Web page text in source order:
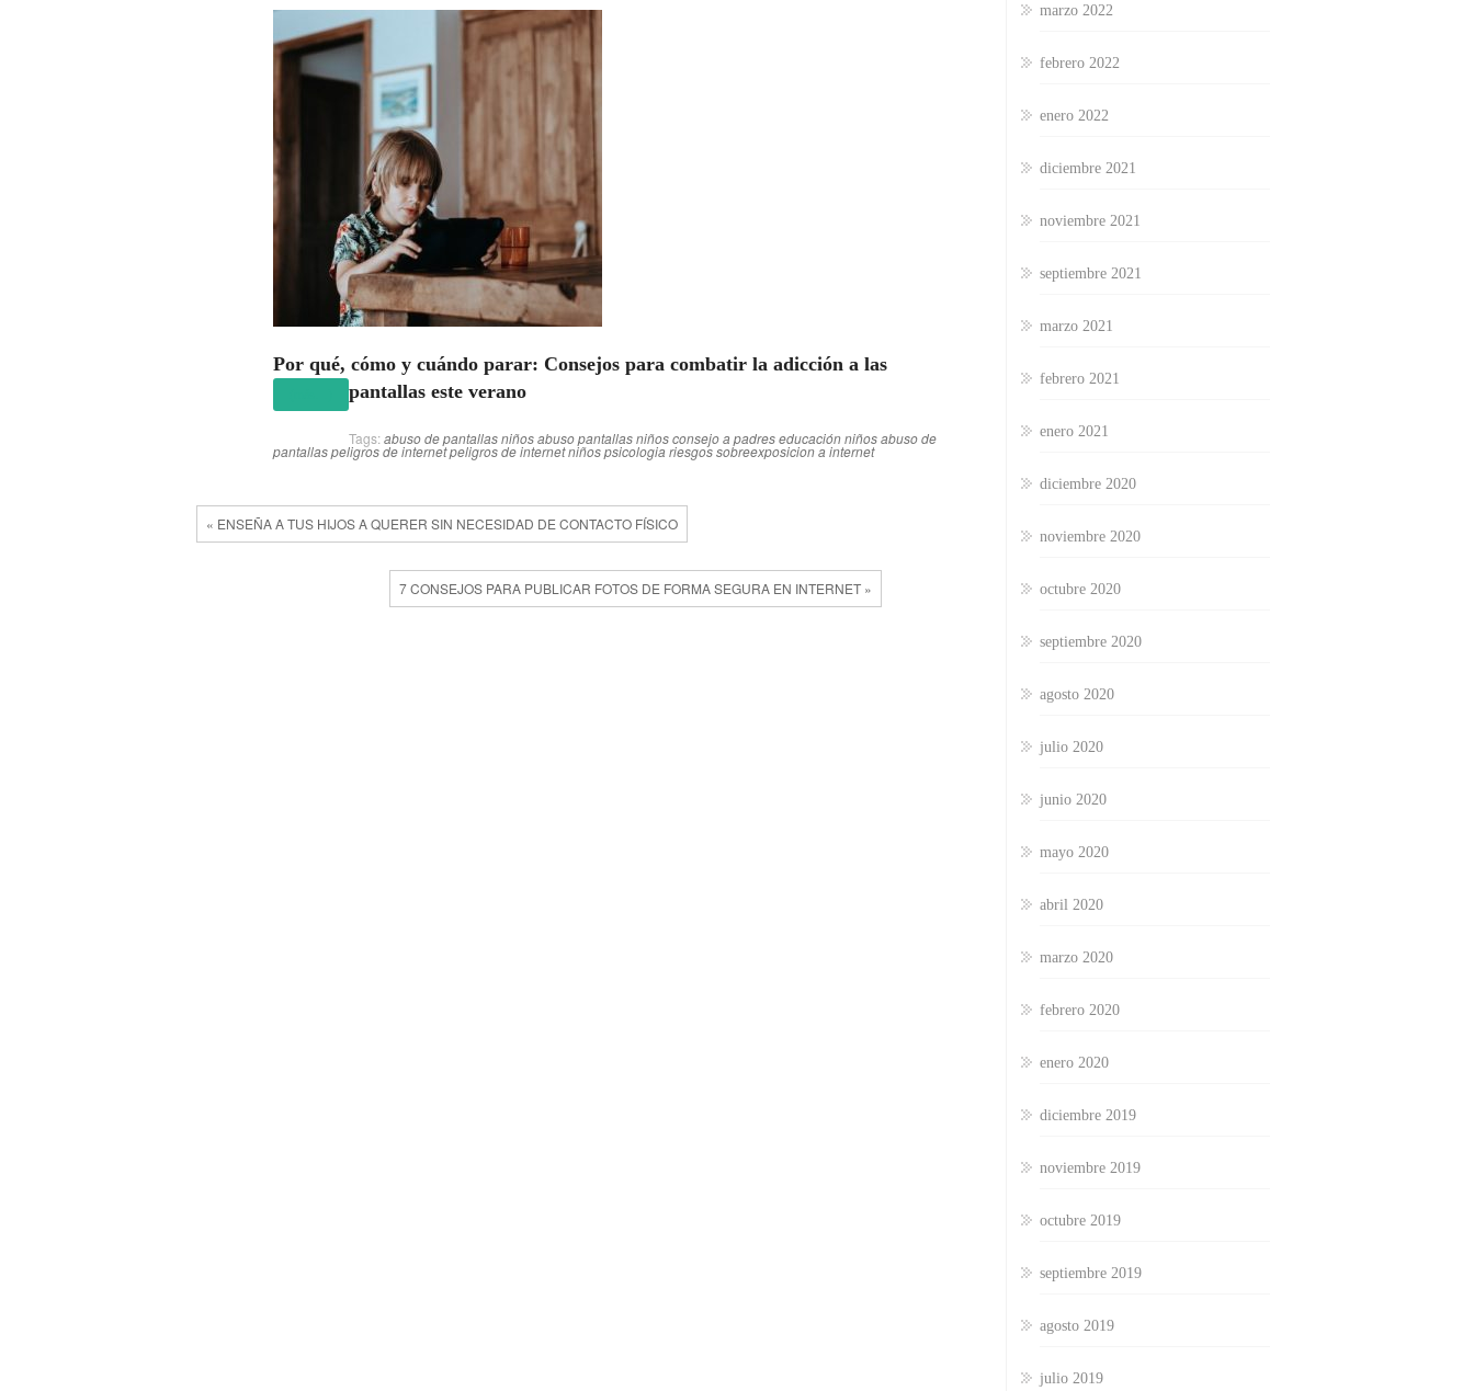
Por qué, cómo y cuándo parar: Consejos para combatir la adicción a las
pantallas este verano
Tags: abuso de pantallas niñosabuso pantallas niñosconsejo a padreseducaciónniños abuso de
pantallaspeligros de internetpeligros de internet niñospsicologia riesgos sobreexposicion a internet
« ENSEÑA A TUS HIJOS A QUERER SIN NECESIDAD DE CONTACTO FÍSICO
7 CONSEJOS PARA PUBLICAR FOTOS DE FORMA SEGURA EN INTERNET »
marzo 2022
febrero 2022
enero 2022
diciembre 2021
noviembre 2021
septiembre 2021
marzo 2021
febrero 2021
enero 2021
diciembre 2020
noviembre 2020
octubre 2020
septiembre 2020
agosto 2020
julio 2020
junio 2020
mayo 2020
abril 2020
marzo 2020
febrero 2020
enero 2020
diciembre 2019
noviembre 2019
octubre 2019
septiembre 2019
agosto 2019
julio 2019